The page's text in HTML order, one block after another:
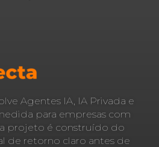
Agentes IA, IA Privada e
para empresas com
projeto é construído do
de retorno claro antes de